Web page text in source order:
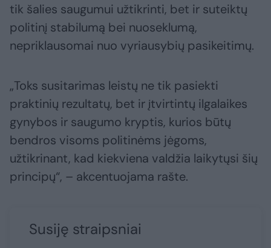
tik šalies saugumui užtikrinti, bet ir suteiktų
politinį stabilumą bei nuoseklumą,
nepriklausomai nuo vyriausybių pasikeitimų.
„Toks susitarimas leistų ne tik pasiekti
praktinių rezultatų, bet ir įtvirtintų ilgalaikes
gynybos ir saugumo kryptis, kurios būtų
bendros visoms politinėms jėgoms,
užtikrinant, kad kiekviena valdžia laikytųsi šių
principų“, – akcentuojama rašte.
Susiję straipsniai